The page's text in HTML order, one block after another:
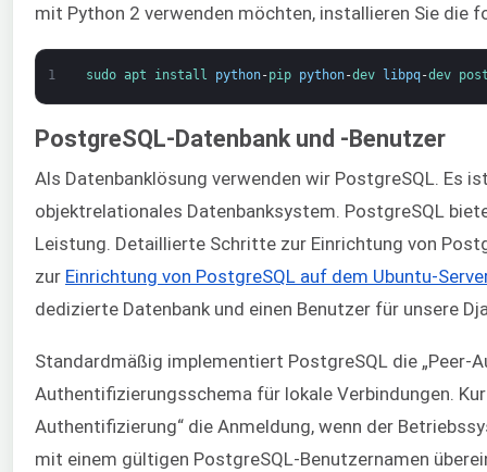
mit Python 2 verwenden möchten, installieren Sie die
1 sudo apt install python-pip python-dev libpq-dev
PostgreSQL-Datenbank und -Benutzer
Als Datenbanklösung verwenden wir PostgreSQL. Es
objektrelationales Datenbanksystem. PostgreSQL
Leistung. Detaillierte Schritte zur Einrichtung von
zur Einrichtung von PostgreSQL auf dem Ubuntu-
dedizierte Datenbank und einen Benutzer für unsere
Standardmäßig implementiert PostgreSQL die „Peer-
Authentifizierungsschema für lokale Verbindungen.
Authentifizierung“ die Anmeldung, wenn der
mit einem gültigen PostgreSQL-Benutzernamen